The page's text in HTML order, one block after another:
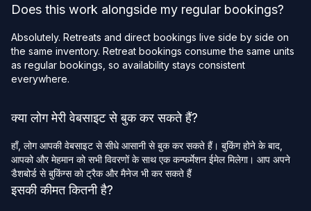
Does this work alongside my regular bookings?
Absolutely. Retreats and direct bookings live side by side on
the same inventory. Retreat bookings consume the same units
as regular bookings, so availability stays consistent
everywhere.
क्या लोग मेरी वेबसाइट से बुक कर सकते हैं?
हाँ, लोग आपकी वेबसाइट से सीधे आसानी से बुक कर सकते हैं। बुकिंग होने के बाद,
आपको और मेहमान को सभी विवरणों के साथ एक कन्फर्मेशन ईमेल मिलेगा। आप अपने
डैशबोर्ड से बुकिंग्स को ट्रैक और मैनेज भी कर सकते हैं
इसकी कीमत कितनी है?